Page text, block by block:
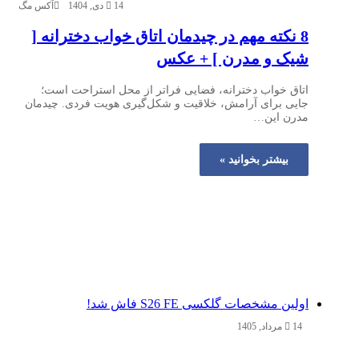
آکس مگ 14 دی, 1404
8 نکته مهم در چیدمان اتاق خواب دخترانه [
شیک و مدرن ] + عکس
اتاق خواب دخترانه، فضایی فراتر از محل استراحت است؛
جایی برای آرامش، خلاقیت و شکل‌گیری هویت فردی. چیدمان
مدرن این…
بیشتر بخوانید »
اولین مشخصات گلکسی S26 FE فاش شد!
14 مرداد, 1405